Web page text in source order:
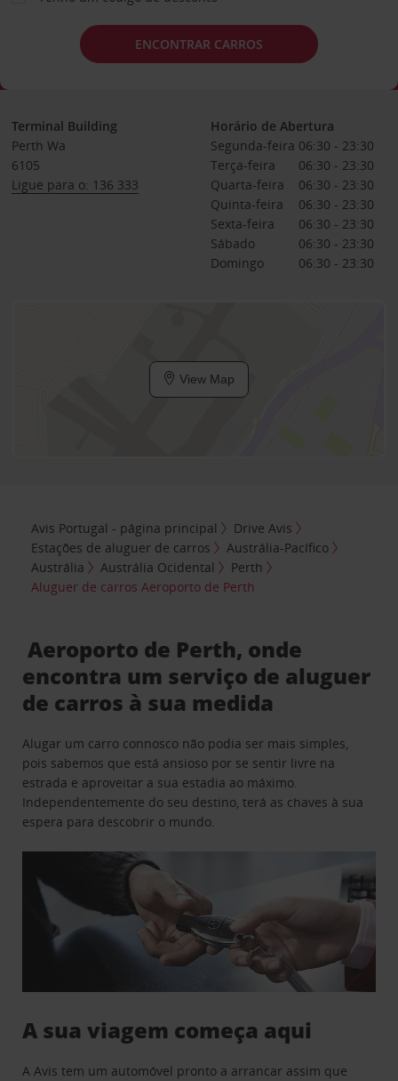
ENCONTRAR CARROS
Terminal Building
Perth Wa
6105
Ligue para o: 136 333
Horário de Abertura
Segunda-feira 06:30 - 23:30
Terça-feira
06:30 - 23:30
Quarta-feira
06:30 - 23:30
Quinta-feira
06:30 - 23:30
Sexta-feira
06:30 - 23:30
Sábado
06:30 - 23:30
Domingo
06:30 - 23:30
View Map
Avis Portugal - página principal
Drive Avis
Estações de aluguer de carros
Austrália-Pacífico
Austrália
Austrália Ocidental
Perth
Aluguer de carros Aeroporto de Perth
Aeroporto de Perth, onde
encontra um serviço de aluguer
de carros à sua medida
Alugar um carro connosco não podia ser mais simples,
pois sabemos que está ansioso por se sentir livre na
estrada e aproveitar a sua estadia ao máximo.
Independentemente do seu destino, terá as chaves à sua
espera para descobrir o mundo.
A sua viagem começa aqui
A Avis tem um automóvel pronto a arrancar assim que